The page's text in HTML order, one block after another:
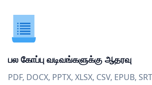
பல கோப்பு வடிவங்களுக்கு ஆதரவு
PDF, DOCX, PPTX, XLSX, CSV, EPUB,